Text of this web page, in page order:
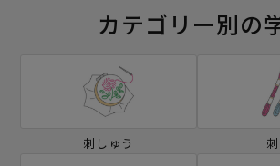
カテゴリー別の
刺しゅう